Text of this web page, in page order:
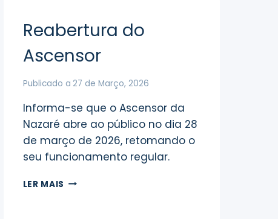
Reabertura do
Ascensor
Publicado a 27 de Março, 2026
Informa-se que o Ascensor da
Nazaré abre ao público no dia 28
de março de 2026, retomando o
seu funcionamento regular.
LER MAIS REABERTURA